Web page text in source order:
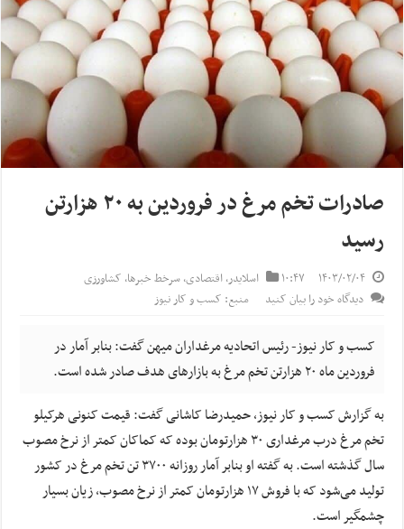
صادرات تخم مرغ در فروردین به ۲۰ هزارتن
رسید
۱۴۰۳/۰۲/۰۴ ۱۰:۴۷ اسلایدر,اقتصادی,سرخط خبرها, کشاورزی
دیدگاه خود را بیان کنید
منبع: کسب و کار نیوز
کسب و کار نیوز- رئیس اتحادیه مرغداران میهن گفت: بنابر آمار در
فروردین ماه ۲۰ هزارتن تخم مرغ به بازار‌های هدف صادر شده است.
به گزارش کسب و کار نیوز، حمیدرضا کاشانی گفت: قیمت کنونی هرکیلو
تخم مرغ درب مرغداری ۳۰ هزارتومان بوده که کماکان کمتر از نرخ مصوب
سال گذشته است. به گفته او بنابر آمار روزانه ۳۷۰۰ تن تخم مرغ در کشور
تولید می‌شود که با فروش ۱۷ هزارتومان کمتر از نرخ مصوب، زیان بسیار
چشمگیر است.